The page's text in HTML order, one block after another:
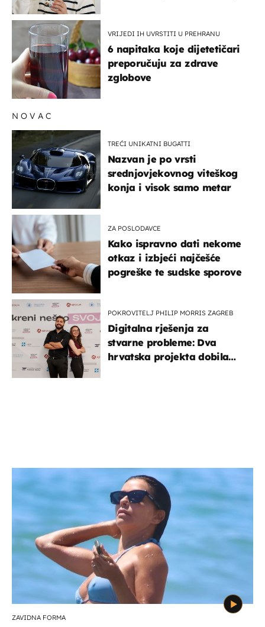
VRIJEDI IH UVRSTITI U PREHRANU
6 napitaka koje dijetetičari
preporučuju za zdrave
zglobove
NOVAC
TREĆI UNIKATNI BUGATTI
Nazvan je po vrsti
srednjovjekovnog viteškog
konja i visok samo metar
ZA POSLODAVCE
Kako ispravno dati nekome
otkaz i izbjeći najčešće
pogreške te sudske sporove
POKROVITELJ PHILIP MORRIS ZAGREB
Digitalna rješenja za
stvarne probleme: Dva
hrvatska projekta dobila
ZAVIDNA FORMA